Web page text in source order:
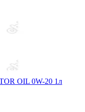
OIL 0W-20 1л